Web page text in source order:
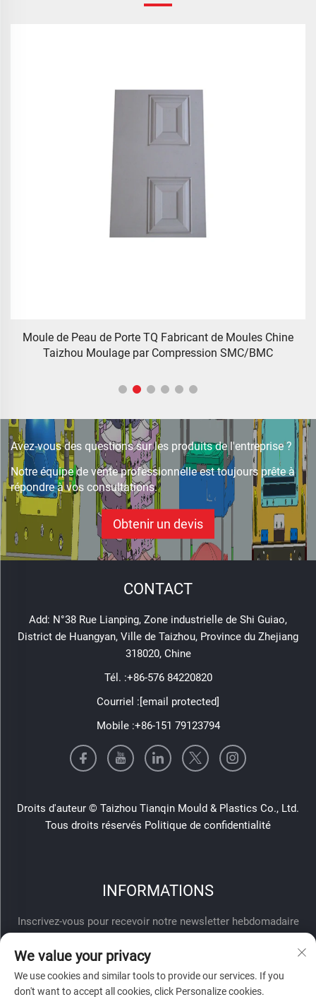
Fabricant de Taizhou en Chine, couvercle d'homme
customisé en composite pour outil carré en fonte d'acier
Avez-vous des questions sur les produits de l'entreprise ?
Notre équipe de vente professionnelle est toujours prête à
répondre à vos consultations.
Obtenir un devis
CONTACT
Add: N°38 Rue Lianping, Zone industrielle de Shi Guiao,
District de Huangyan, Ville de Taizhou, Province du Zhejiang
318020, Chine
Tél. :+86-576 84220820
Courriel :[email protected]
Mobile :+86-151 79123794
Droits d'auteur © Taizhou Tianqin Mould & Plastics Co., Ltd.
Tous droits réservés Politique de confidentialité
INFORMATIONS
Inscrivez-vous pour recevoir notre newsletter hebdomadaire
We value your privacy
We use cookies and similar tools to provide our services. If you
don't want to accept all cookies, click Personalize cookies.